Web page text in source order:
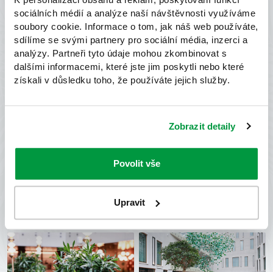
sociálních médií a analýze naší návštěvnosti využíváme
soubory cookie. Informace o tom, jak náš web používáte,
sdílíme se svými partnery pro sociální média, inzerci a
analýzy. Partneři tyto údaje mohou zkombinovat s
dalšími informacemi, které jste jim poskytli nebo které
získali v důsledku toho, že používáte jejich služby.
Zobrazit detaily
Povolit vše
Upravit